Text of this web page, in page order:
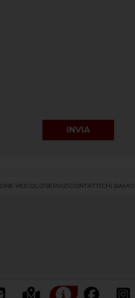
VEICOLO SERVIZI CONTATTI CHI SIAMO